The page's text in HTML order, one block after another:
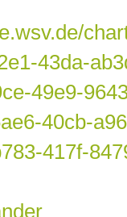
43da-
49e9-
40cb-
417f-